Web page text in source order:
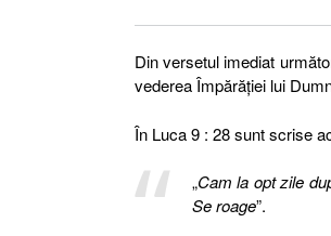
Din versetul imediat
vederea Împărăţiei lui
În Luca 9 : 28 sunt scrise
„Cam la opt zile
Se roage”.